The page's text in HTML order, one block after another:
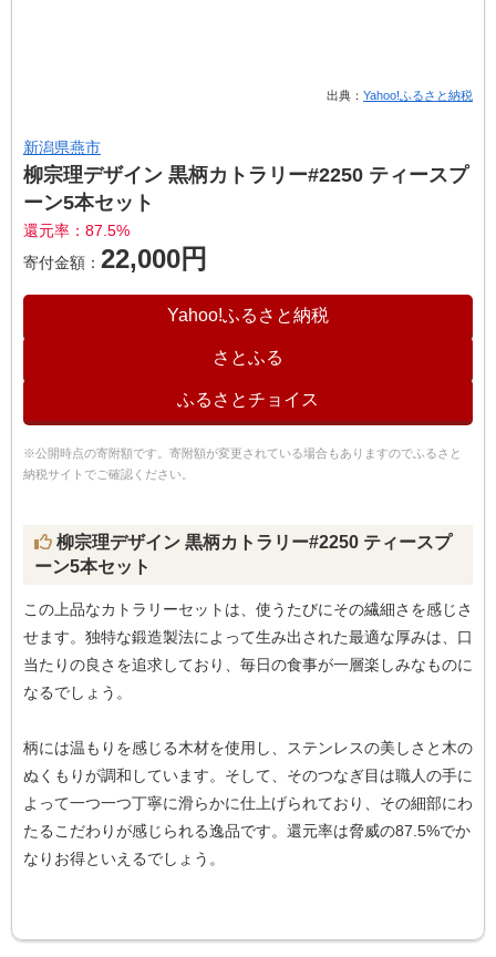
出典： Yahoo!ふるさと納税
新潟県燕市
柳宗理デザイン 黒柄カトラリー#2250 ティースプ
ーン5本セット
還元率：87.5%
寄付金額： 22,000円
Yahoo!ふるさと納税
さとふる
ふるさとチョイス
※公開時点の寄附額です。寄附額が変更されている場合もありますのでふるさと
納税サイトでご確認ください。
柳宗理デザイン 黒柄カトラリー#2250 ティースプ
ーン5本セット
この上品なカトラリーセットは、使うたびにその繊細さを感じさ
せます。独特な鍛造製法によって生み出された最適な厚みは、口
当たりの良さを追求しており、毎日の食事が一層楽しみなものに
なるでしょう。
柄には温もりを感じる木材を使用し、ステンレスの美しさと木の
ぬくもりが調和しています。そして、そのつなぎ目は職人の手に
よって一つ一つ丁寧に滑らかに仕上げられており、その細部にわ
たるこだわりが感じられる逸品です。還元率は脅威の87.5%でか
なりお得といえるでしょう。